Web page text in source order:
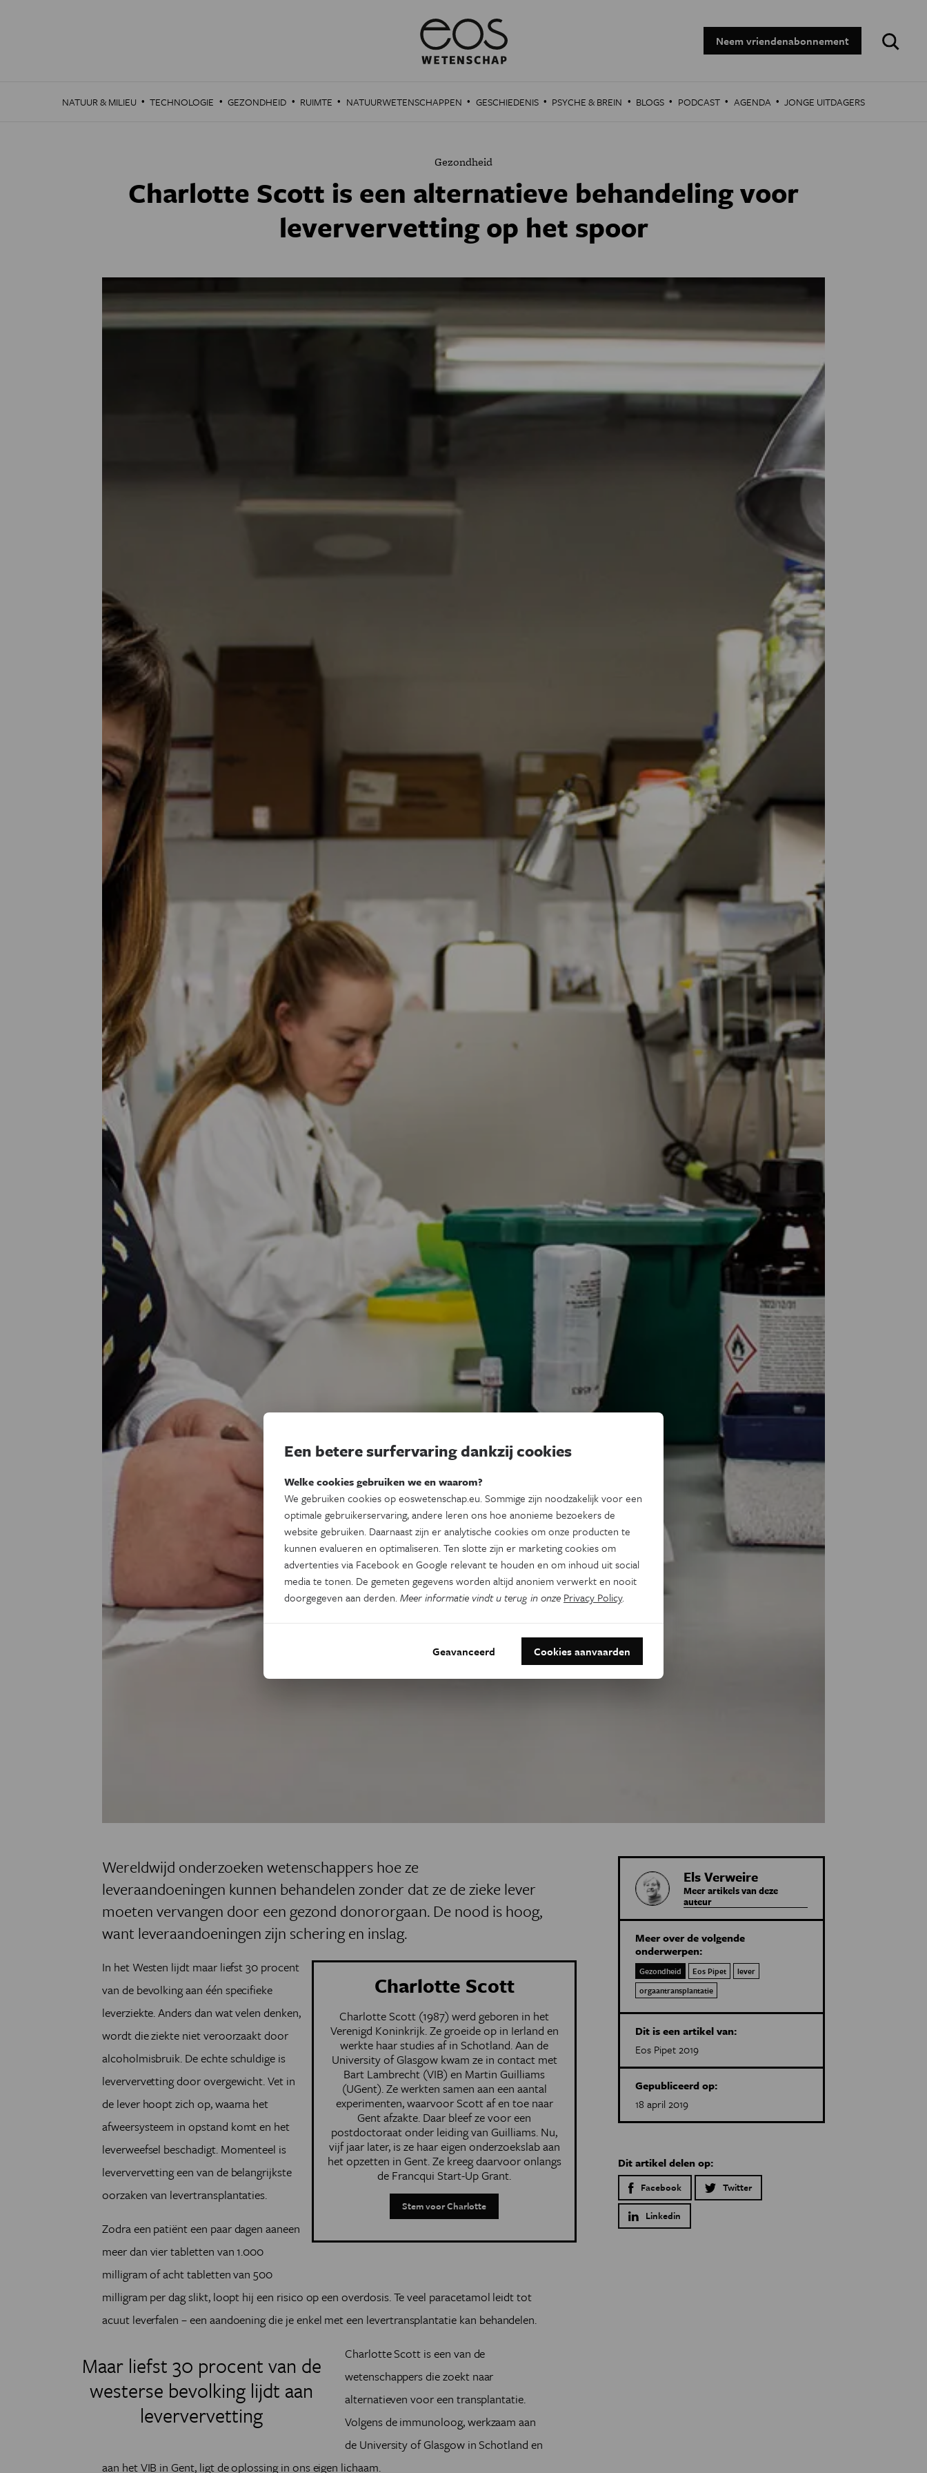
Neem vriendenabonnement
Zoeken:
NATUUR & MILIEU · TECHNOLOGIE · GEZONDHEID · RUIMTE · NATUURWETENSCHAPPEN · GESCHIEDENIS · PSYCHE & BREIN · BLOGS · PODCAST · AGENDA · JONGE UITDAGERS
Gezondheid
Charlotte Scott is een alternatieve behandeling voor
leververvetting op het spoor
Wereldwijd onderzoeken wetenschappers hoe ze
leveraandoeningen kunnen behandelen zonder dat ze de zieke lever
moeten vervangen door een gezond donororgaan. De nood is hoog,
want leveraandoeningen zijn schering en inslag.
Charlotte Scott
Charlotte Scott (1987) werd geboren in het
Verenigd Koninkrijk. Ze groeide op in Ierland en
werkte haar studies af in Schotland. Aan de
University of Glasgow kwam ze in contact met
Bart Lambrecht (VIB) en Martin Guilliams
(UGent). Ze werkten samen aan een aantal
experimenten, waarvoor Scott af en toe naar
Gent afzakte. Daar bleef ze voor een
postdoctoraat onder leiding van Guilliams. Nu,
vijf jaar later, is ze haar eigen onderzoekslab aan
het opzetten in Gent. Ze kreeg daarvoor onlangs
de Francqui Start-Up Grant.
Stem voor Charlotte
In het Westen lijdt maar liefst 30 procent
van de bevolking aan één specifieke
leverziekte. Anders dan wat velen denken,
wordt die ziekte niet veroorzaakt door
alcoholmisbruik. De echte schuldige is
leververvetting door overgewicht. Vet in
de lever hoopt zich op, waarna het
afweersysteem in opstand komt en het
leverweefsel beschadigt. Momenteel is
leververvetting een van de belangrijkste
oorzaken van levertransplantaties.
Zodra een patiënt een paar dagen aaneen
meer dan vier tabletten van 1.000
milligram of acht tabletten van 500
milligram per dag slikt, loopt hij een risico op een overdosis. Te veel paracetamol leidt tot
acuut leverfalen – een aandoening die je enkel met een levertransplantatie kan behandelen.
Maar liefst 30 procent van de
westerse bevolking lijdt aan
leververvetting
Charlotte Scott is een van de
wetenschappers die zoekt naar
alternatieven voor een transplantatie.
Volgens de immunoloog, werkzaam aan
de University of Glasgow in Schotland en
aan het VIB in Gent, ligt de oplossing in ons eigen lichaam.
Els Verweire
Meer artikels van deze
auteur
Meer over de volgende
onderwerpen:
Gezondheid Eos Pipet
lever
orgaantransplantatie
Dit is een artikel van:
Eos Pipet 2019
Gepubliceerd op:
18 april 2019
Dit artikel delen op:
Facebook Twitter
Linkedin
Een betere surfervaring dankzij cookies
Welke cookies gebruiken we en waarom?
We gebruiken cookies op eoswetenschap.eu. Sommige zijn noodzakelijk voor een
optimale gebruikerservaring, andere leren ons hoe anonieme bezoekers de
website gebruiken. Daarnaast zijn er analytische cookies om onze producten te
kunnen evalueren en optimaliseren. Ten slotte zijn er marketing cookies om
advertenties via Facebook en Google relevant te houden en om inhoud uit social
media te tonen. De gemeten gegevens worden altijd anoniem verwerkt en nooit
doorgegeven aan derden.Meer informatie vindt u terug in onze Privacy Policy.
Geavanceerd Cookies aanvaarden